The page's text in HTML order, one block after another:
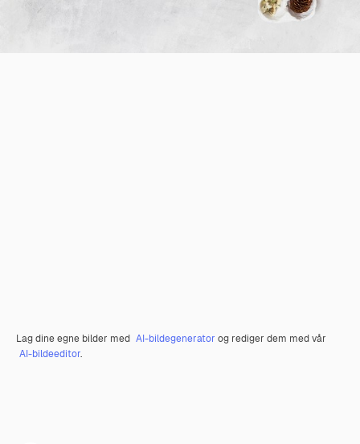
Lag dine egne bilder med AI-bildegenerator og rediger dem med vår
AI-bildeeditor.